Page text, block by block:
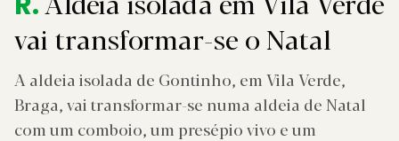
vai transformar-se o Natal
A aldeia isolada de Gontinho, em Vila Verde,
Braga, vai transformar-se numa aldeia de Natal
com um comboio, um presépio vivo e um